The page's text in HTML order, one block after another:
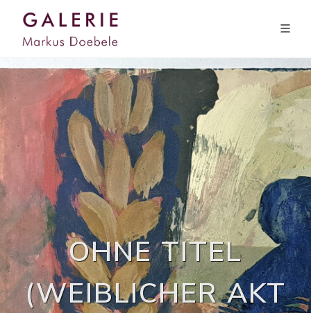
OHNE TITEL
(WEIBLICHER AKT